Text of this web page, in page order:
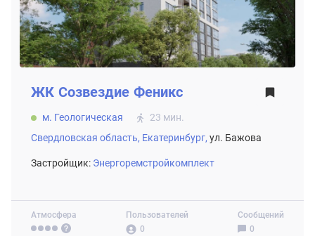
Атмосфера
Пользователей
0
Сообщений
0
ЖК Созвездие Феникс
м. Геологическая
23 мин.
Свердловская область, Екатеринбург, ул. Бажова
Застройщик: Энергоремстройкомплект